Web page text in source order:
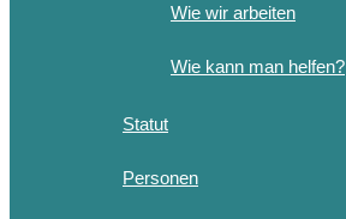
Wie wir arbeiten
Wie kann man helfen?
Statut
Personen